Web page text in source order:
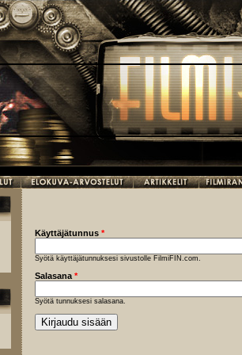
Käyttäjätunnus *
Syötä käyttäjätunnuksesi sivustolle FilmiFIN.com.
Salasana *
Syötä tunnuksesi salasana.